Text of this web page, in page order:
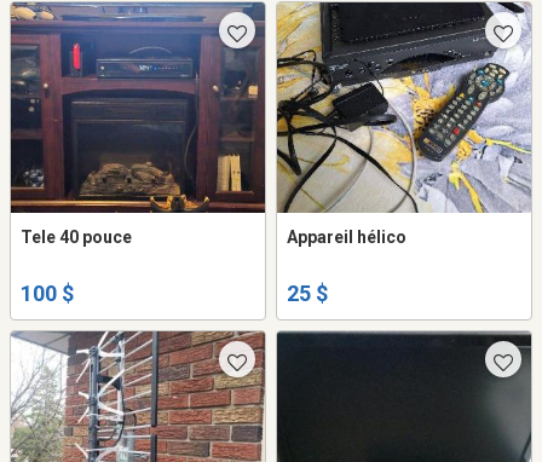
Tele 40 pouce
100 $
Appareil hélico
25 $